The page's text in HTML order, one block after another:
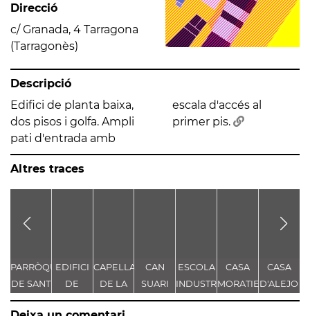
Direcció
c/ Granada, 4 Tarragona
(Tarragonès)
Descripció
Edifici de planta baixa,
dos pisos i golfa. Ampli
pati d'entrada amb
escala d'accés al
primer pis.
Altres traces
PARRÒQUIA
DE SANT
PAU
EDIFICI
DE
VIDRE
CAPELLA
DE LA
MARE
CAN
SUARI
DE LA
ESCOLA
INDUSTRIAL
- OBRA
CASA
MORATIEL
- CASA
CASA
D'ALEJO
MAS